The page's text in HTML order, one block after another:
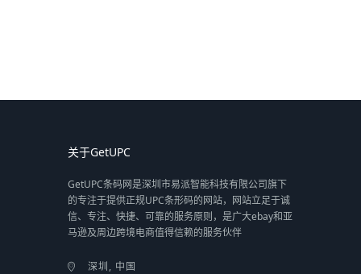
关于GetUPC
GetUPC条码网是深圳市易派智能科技有限公司旗下
的专注于提供正规UPC条形码的网站，网站立足于诚
信、专注、快捷、可靠的服务原则，是广大ebay和亚
马逊及周边跨境电商值得信赖的服务伙伴
深圳, 中国